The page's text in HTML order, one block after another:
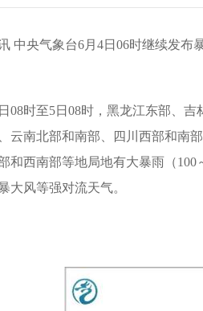
央气象台6月4日06时继续发布
时至5日08时，黑龙江东部、吉
云南北部和南部、四川西部和南
和西南部等地局地有大暴雨（
大风等强对流天气。